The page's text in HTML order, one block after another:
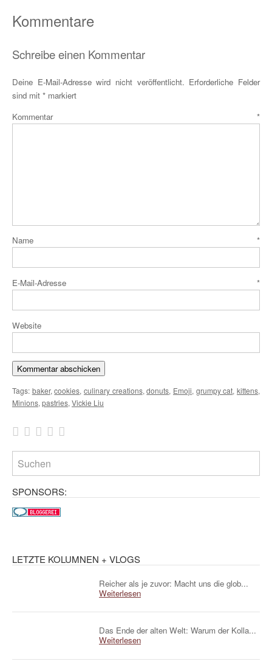
Kommentare
Schreibe einen Kommentar
Deine E-Mail-Adresse wird nicht veröffentlicht. Erforderliche Felder
sind mit * markiert
Kommentar *
Name *
E-Mail-Adresse *
Website
Tags: baker,cookies,culinary creations,donuts, Emoji, grumpy cat,kittens,
Minions, pastries, Vickie Liu
SPONSORS:
LETZTE KOLUMNEN + VLOGS
Reicher als je zuvor: Macht uns die glob...
Weiterlesen
Das Ende der alten Welt: Warum der Kolla...
Weiterlesen